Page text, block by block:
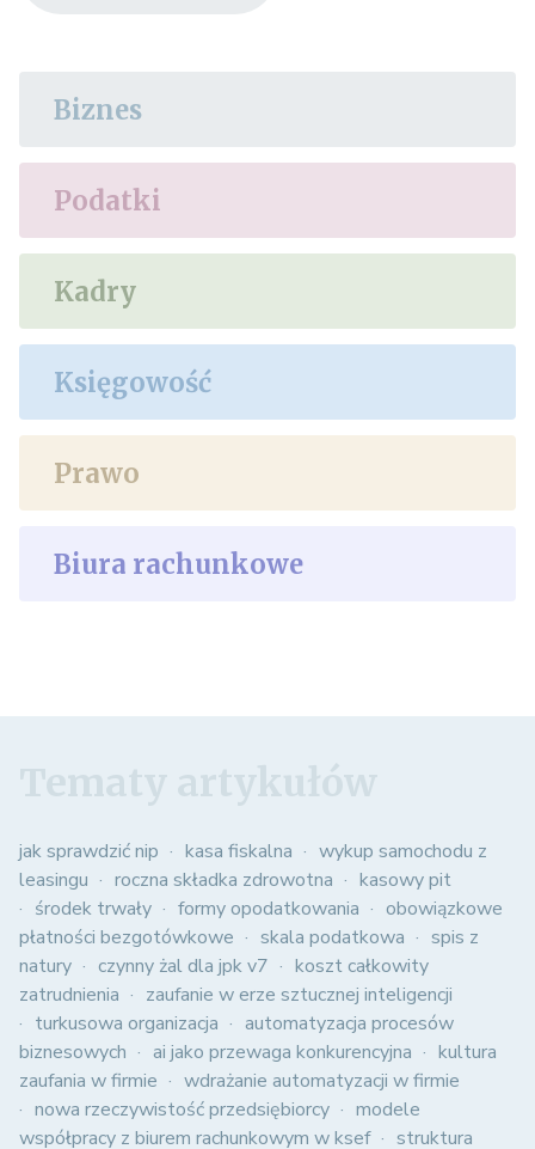
Biznes
Podatki
Kadry
Księgowość
Prawo
Biura rachunkowe
jak sprawdzić nip kasa fiskalna
wykup samochodu z
leasingu
roczna składka zdrowotna
kasowy pit
środek trwały
formy opodatkowania
obowiązkowe
płatności bezgotówkowe
skala podatkowa
spis z
natury
czynny żal dla jpk v7
koszt całkowity
zatrudnienia
zaufanie w erze sztucznej inteligencji
turkusowa organizacja
automatyzacja procesów
biznesowych
ai jako przewaga konkurencyjna
kultura
zaufania w firmie
wdrażanie automatyzacji w firmie
nowa rzeczywistość przedsiębiorcy
modele
współpracy z biurem rachunkowym w ksef
struktura